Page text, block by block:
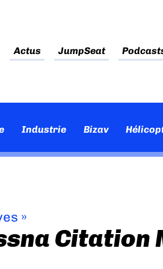
Actus JumpSeat
Industrie Bizav
»
Citation